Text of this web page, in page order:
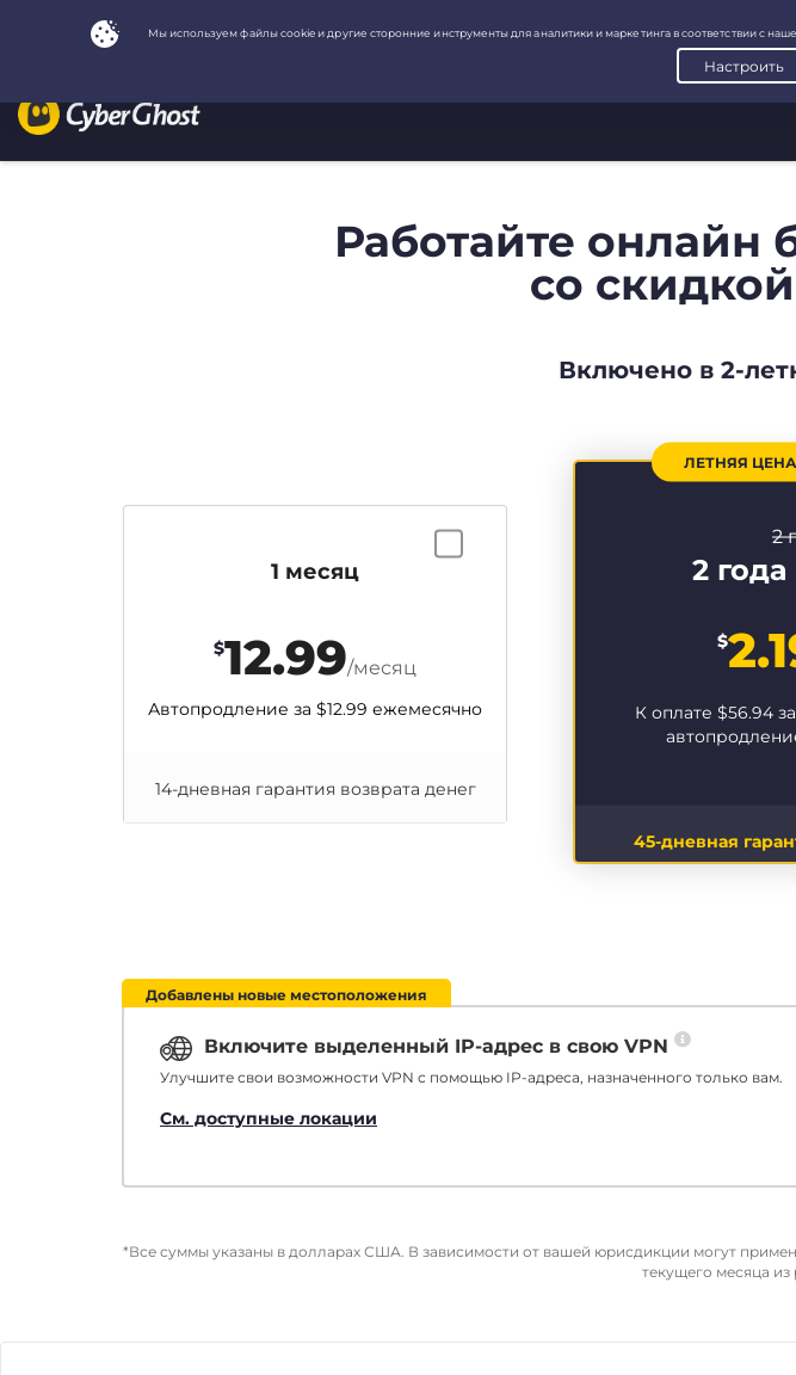
Работайте онлайн
со
Включено в 2-
ЛЕТНЯЯ
2
2
$
К оплате $56.94
45-дневная
1 месяц
$12.99/месяц
Автопродление за $12.99 ежемесячно
14-дневная гарантия возврата денег
Добавлены новые местоположения
Включите выделенный IP-адрес в свою VPN
Улучшите свои возможности VPN с помощью IP-адреса, назначенного только вам.
См. доступные локации
*Все суммы указаны в долларах США. В зависимости от вашей юрисдикции могут
текущего месяца из